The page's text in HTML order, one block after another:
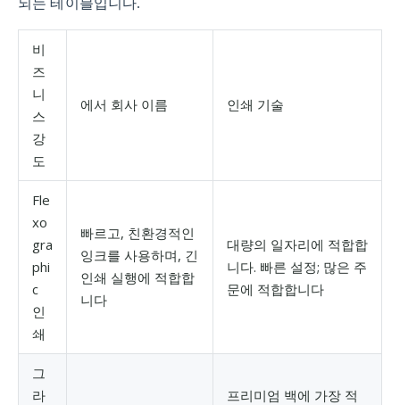
비
즈
니
스
강
도
에서 회사 이름 인쇄 기술
Fle
xo
gra
phi
c
인
쇄
빠르고, 친환경적인
잉크를 사용하며, 긴
인쇄 실행에 적합합
니다
대량의 일자리에 적합합
니다. 빠른 설정; 많은 주
문에 적합합니다
그
라
프리미엄 백에 가장 적